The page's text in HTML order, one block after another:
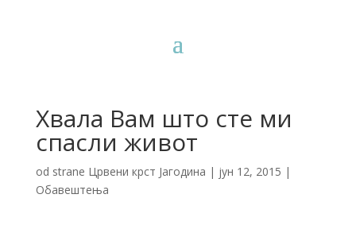
Хвала Вам што сте ми
спасли живот
od strane Црвени крст Јагодина | јун 12, 2015 |
Обавештења